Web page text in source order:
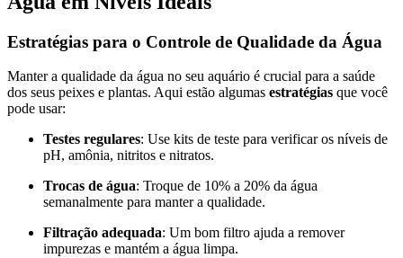
Estratégias para o Controle de Qualidade da Água
Manter a qualidade da água no seu aquário é crucial para a saúde
dos seus peixes e plantas. Aqui estão algumas estratégias que você
pode usar:
Testes regulares: Use kits de teste para verificar os níveis de
pH, amônia, nitritos e nitratos.
Trocas de água: Troque de 10% a 20% da água
semanalmente para manter a qualidade.
Filtração adequada: Um bom filtro ajuda a remover
impurezas e mantém a água limpa.